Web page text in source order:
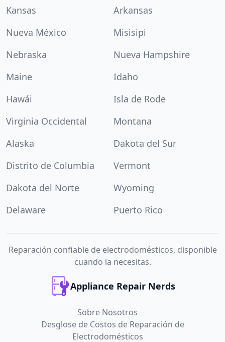
Kansas
Arkansas
Nueva México
Misisipi
Nebraska
Nueva Hampshire
Maine
Idaho
Hawái
Isla de Rode
Virginia Occidental
Montana
Alaska
Dakota del Sur
Distrito de Columbia
Vermont
Dakota del Norte
Wyoming
Delaware
Puerto Rico
Reparación confiable de electrodomésticos, disponible
cuando la necesitas.
Appliance Repair Nerds
Sobre Nosotros
Desglose de Costos de Reparación de
Electrodomésticos